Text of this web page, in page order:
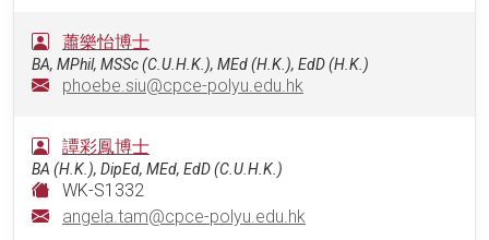
蕭樂怡博士
BA, MPhil, MSSc (C.U.H.K.), MEd (H.K.), EdD (H.K.)
phoebe.siu@cpce-polyu.edu.hk
譚彩鳳博士
BA (H.K.), DipEd, MEd, EdD (C.U.H.K.)
WK-S1332
angela.tam@cpce-polyu.edu.hk